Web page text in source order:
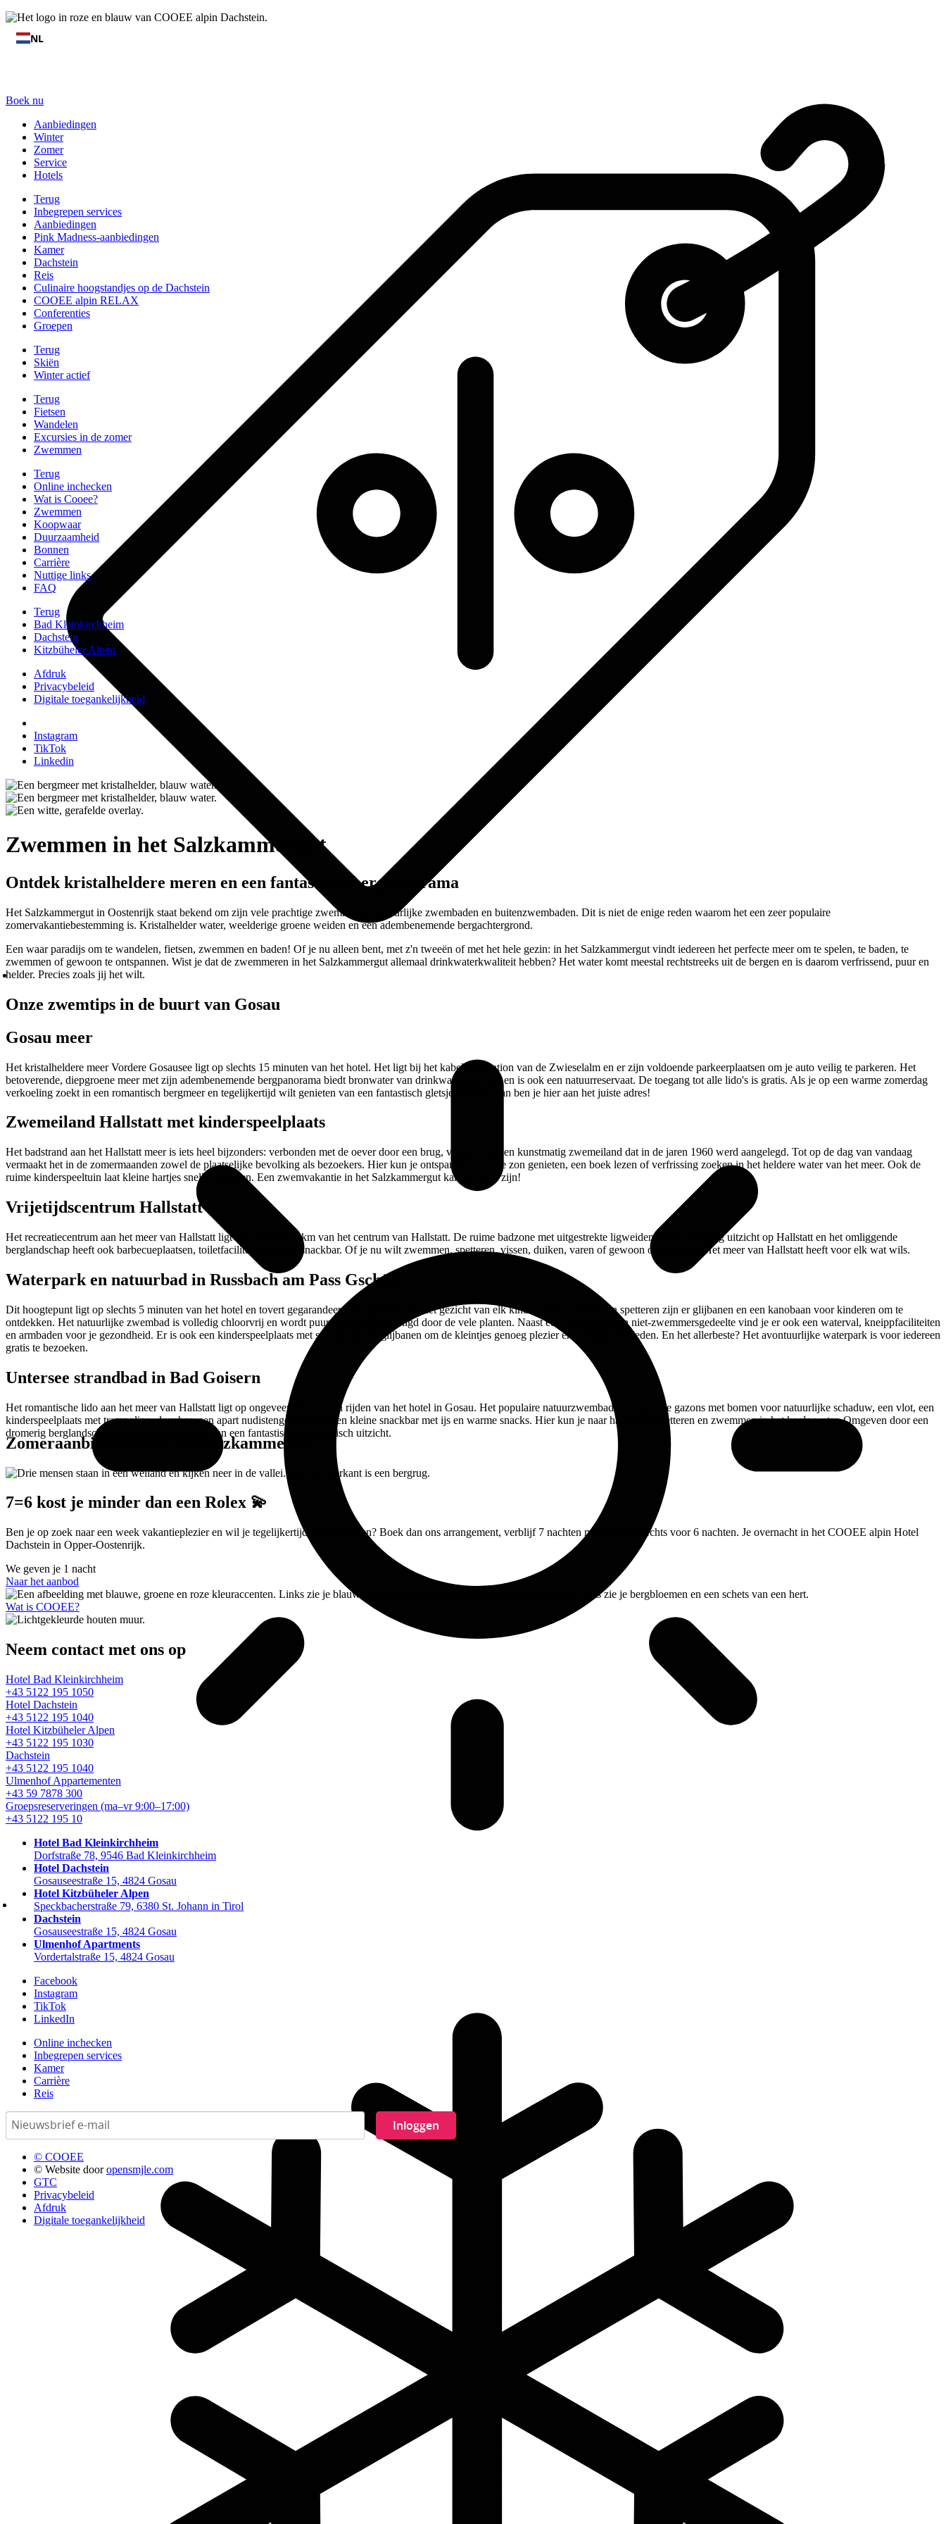
NL
Boek nu
Aanbiedingen
Winter
Zomer
Service
Hotels
Terug
Inbegrepen services
Aanbiedingen
Pink Madness-aanbiedingen
Kamer
Dachstein
Reis
Culinaire hoogstandjes op de Dachstein
COOEE alpin RELAX
Conferenties
Groepen
Terug
Skiën
Winter actief
Terug
Fietsen
Wandelen
Excursies in de zomer
Zwemmen
Terug
Online inchecken
Wat is Cooee?
Zwemmen
Koopwaar
Duurzaamheid
Bonnen
Carrière
Nuttige links
FAQ
Terug
Bad Kleinkirchheim
Dachstein
Kitzbüheler Alpen
Afdruk
Privacybeleid
Digitale toegankelijkheid
Instagram
TikTok
Linkedin
Zwemmen in het Salzkammergut
Ontdek kristalheldere meren en een fantastisch bergpanorama
Het Salzkammergut in Oostenrijk staat bekend om zijn vele prachtige zwemmeren, natuurlijke zwembaden en buitenzwembaden. Dit is niet de enige reden waarom het een zeer populaire
zomervakantiebestemming is. Kristalhelder water, weelderige groene weiden en een adembenemende bergachtergrond.
Een waar paradijs om te wandelen, fietsen, zwemmen en baden! Of je nu alleen bent, met z'n tweeën of met het hele gezin: in het Salzkammergut vindt iedereen het perfecte meer om te spelen, te baden, te
zwemmen of gewoon te ontspannen. Wist je dat de zwemmeren in het Salzkammergut allemaal drinkwaterkwaliteit hebben? Het water komt meestal rechtstreeks uit de bergen en is daarom verfrissend, puur en
helder. Precies zoals jij het wilt.
Onze zwemtips in de buurt van Gosau
Gosau meer
Het kristalheldere meer Vordere Gosausee ligt op slechts 15 minuten van het hotel. Het ligt bij het kabelbaanstation van de Zwieselalm en er zijn voldoende parkeerplaatsen om je auto veilig te parkeren. Het
betoverende, diepgroene meer met zijn adembenemende bergpanorama biedt bronwater van drinkwaterkwaliteit en is ook een natuurreservaat. De toegang tot alle lido's is gratis. Als je op een warme zomerdag
verkoeling zoekt in een romantisch bergmeer en tegelijkertijd wilt genieten van een fantastisch gletsjeruitzicht, dan ben je hier aan het juiste adres!
Zwemeiland Hallstatt met kinderspeelplaats
Het badstrand aan het Hallstatt meer is iets heel bijzonders: verbonden met de oever door een brug, vind je hier een kunstmatig zwemeiland dat in de jaren 1960 werd aangelegd. Tot op de dag van vandaag
vermaakt het in de zomermaanden zowel de plaatselijke bevolking als bezoekers. Hier kun je ontspannen, van de zon genieten, een boek lezen of verfrissing zoeken in het heldere water van het meer. Ook de
ruime kinderspeeltuin laat kleine hartjes sneller kloppen. Een zwemvakantie in het Salzkammergut kan zo mooi zijn!
Vrijetijdscentrum Hallstatt
Het recreatiecentrum aan het meer van Hallstatt ligt op ongeveer 2 km van het centrum van Hallstatt. De ruime badzone met uitgestrekte ligweiden en een prachtig uitzicht op Hallstatt en het omliggende
berglandschap heeft ook barbecueplaatsen, toiletfaciliteiten en een snackbar. Of je nu wilt zwemmen, spetteren, vissen, duiken, varen of gewoon ontspannen: Het meer van Hallstatt heeft voor elk wat wils.
Waterpark en natuurbad in Russbach am Pass Gschütt
Dit hoogtepunt ligt op slechts 5 minuten van het hotel en tovert gegarandeerd een glimlach op het gezicht van elk kind. Naast waterpret en spetteren zijn er glijbanen en een kanobaan voor kinderen om te
ontdekken. Het natuurlijke zwembad is volledig chloorvrij en wordt puur natuurlijk gereinigd door de vele planten. Naast een zwemmers- en niet-zwemmersgedeelte vind je er ook een waterval, kneippfaciliteiten
en armbaden voor je gezondheid. Er is ook een kinderspeelplaats met schommels en glijbanen om de kleintjes genoeg plezier en vermaak te bieden. En het allerbeste? Het avontuurlijke waterpark is voor iedereen
gratis te bezoeken.
Untersee strandbad in Bad Goisern
Het romantische lido aan het meer van Hallstatt ligt op ongeveer 20 minuten rijden van het hotel in Gosau. Het populaire natuurzwembad biedt groene gazons met bomen voor natuurlijke schaduw, een vlot, een
kinderspeelplaats met trampoline, douches, een apart nudistengedeelte en een kleine snackbar met ijs en warme snacks. Hier kun je naar hartenlust spetteren en zwemmen in het koele water. Omgeven door een
dromerig berglandschap kun je altijd genieten van een fantastisch panoramisch uitzicht.
Zomeraanbiedingen in het Salzkammergut
7=6 kost je minder dan een Rolex 💫
Ben je op zoek naar een week vakantieplezier en wil je tegelijkertijd geld besparen? Boek dan ons arrangement, verblijf 7 nachten maar betaal slechts voor 6 nachten. Je overnacht in het COOEE alpin Hotel
Dachstein in Opper-Oostenrijk.
We geven je 1 nacht
Naar het aanbod
Wat is COOEE?
Neem contact met ons op
Hotel Bad Kleinkirchheim
+43 5122 195 1050
Hotel Dachstein
+43 5122 195 1040
Hotel Kitzbüheler Alpen
+43 5122 195 1030
Dachstein
+43 5122 195 1040
Ulmenhof Appartementen
+43 59 7878 300
Groepsreserveringen (ma–vr 9:00–17:00)
+43 5122 195 10
Hotel Bad Kleinkirchheim
Dorfstraße 78, 9546 Bad Kleinkirchheim
Hotel Dachstein
Gosauseestraße 15, 4824 Gosau
Hotel Kitzbüheler Alpen
Speckbacherstraße 79, 6380 St. Johann in Tirol
Dachstein
Gosauseestraße 15, 4824 Gosau
Ulmenhof Apartments
Vordertalstraße 15, 4824 Gosau
Facebook
Instagram
TikTok
LinkedIn
Online inchecken
Inbegrepen services
Kamer
Carrière
Reis
Inloggen
© COOEE
© Website dooropensmjle.com
GTC
Privacybeleid
Afdruk
Digitale toegankelijkheid